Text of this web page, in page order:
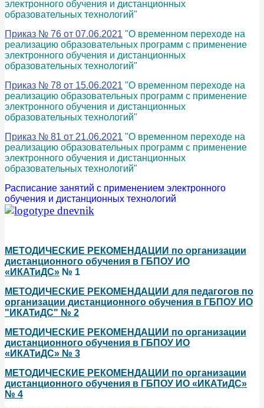
электронного обучения и дистанционных
образовательных технологий"
Приказ № 76 от 07.06.2021 "О временном переходе на
реализацию образовательных программ с применение
электронного обучения и дистанционных
образовательных технологий"
Приказ № 78 от 15.06.2021 "О временном переходе на
реализацию образовательных программ с применение
электронного обучения и дистанционных
образовательных технологий"
Приказ № 81 от 21.06.2021 "О временном переходе на
реализацию образовательных программ с применение
электронного обучения и дистанционных
образовательных технологий"
Расписание занятий с применением электронного
обучения и дистанционных технологий
МЕТОДИЧЕСКИЕ РЕКОМЕНДАЦИИ по организации
дистанционного обучения в ГБПОУ ИО
«ИКАТиДС» № 1
МЕТОДИЧЕСКИЕ РЕКОМЕНДАЦИИ для педагогов по
организации дистанционного обучения в ГБПОУ ИО
"ИКАТиДС" № 2
МЕТОДИЧЕСКИЕ РЕКОМЕНДАЦИИ по организации
дистанционного обучения в ГБПОУ ИО
«ИКАТиДС» № 3
МЕТОДИЧЕСКИЕ РЕКОМЕНДАЦИИ по организации
дистанционного обучения в ГБПОУ ИО «ИКАТиДС»
№ 4